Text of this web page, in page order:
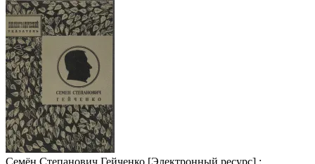
Семён Степанович Гейченко [Электронный ресурс] :